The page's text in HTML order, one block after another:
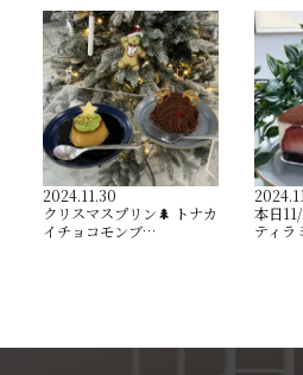
2024.11.30
クリスマスプリン🌲 トナカ
イチョコモンブ…
本日
ティラ